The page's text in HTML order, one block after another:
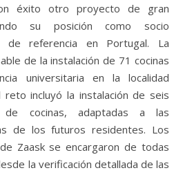
su posición como socio
de referencia en Portugal. La
de la instalación de 71 cocinas
universitaria en la localidad
incluyó la instalación de seis
de cocinas, adaptadas a las
de los futuros residentes. Los
Zaask se encargaron de todas
la verificación detallada de las